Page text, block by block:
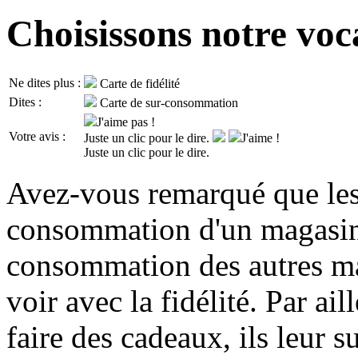
Choisissons notre
Ne dites plus :
Carte de fidélité
Dites :
Carte de sur-consommation
Votre avis :
J'aime pas !
Juste un clic pour le dire.
J'aime !
Juste un clic pour le dire.
Avez-vous remarqué que
consommation d'un
consommation des autres
voir avec la fidélité. Par
faire des cadeaux, ils leur